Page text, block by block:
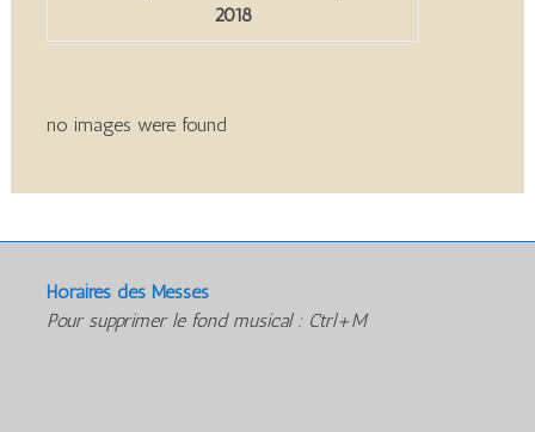
2018
no images were found
Horaires des Messes
Pour supprimer le fond musical : Ctrl+M